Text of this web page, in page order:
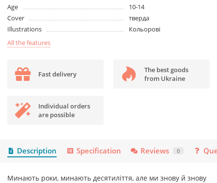
Age
10-14
Cover
тверда
Illustrations
Кольорові
All the features
Fast delivery
The best goods
from Ukraine
Individual orders
are possible
Description Specification Reviews 0
Минають роки, минають десятиліття, але ми знову й знову